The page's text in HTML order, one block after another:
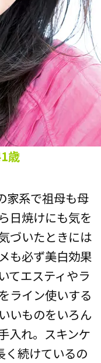
歳
家系で祖母も母
日焼けにも気を
づいたときには
も必ず美白効果
てエスティやラ
ライン使いする
いものをいろん
入れ。スキンケ
く続けているの